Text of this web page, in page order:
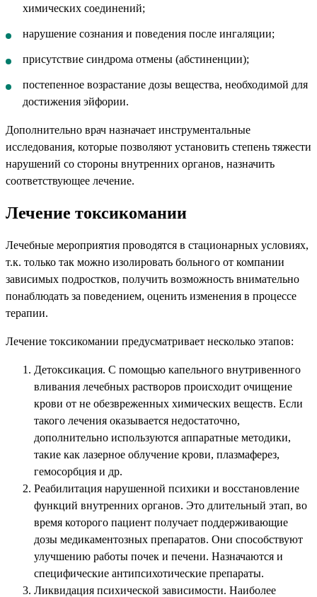
химических соединений;
нарушение сознания и поведения после ингаляции;
присутствие синдрома отмены (абстиненции);
постепенное возрастание дозы вещества, необходимой для
достижения эйфории.
Дополнительно врач назначает инструментальные
исследования, которые позволяют установить степень тяжести
нарушений со стороны внутренних органов, назначить
соответствующее лечение.
Лечение токсикомании
Лечебные мероприятия проводятся в стационарных условиях,
т.к. только так можно изолировать больного от компании
зависимых подростков, получить возможность внимательно
понаблюдать за поведением, оценить изменения в процессе
терапии.
Лечение токсикомании предусматривает несколько этапов:
Детоксикация. С помощью капельного внутривенного
вливания лечебных растворов происходит очищение
крови от не обезвреженных химических веществ. Если
такого лечения оказывается недостаточно,
дополнительно используются аппаратные методики,
такие как лазерное облучение крови, плазмаферез,
гемосорбция и др.
Реабилитация нарушенной психики и восстановление
функций внутренних органов. Это длительный этап, во
время которого пациент получает поддерживающие
дозы медикаментозных препаратов. Они способствуют
улучшению работы почек и печени. Назначаются и
специфические антипсихотические препараты.
Ликвидация психической зависимости. Наиболее